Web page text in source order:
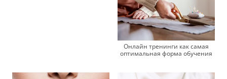
Онлайн тренинги как самая
оптимальная форма обучения